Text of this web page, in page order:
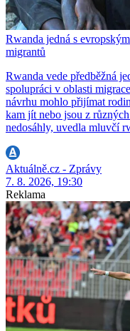
Rwanda jedná s
migrantů
Rwanda vede předběžná
spolupráci v oblasti
návrhu mohlo přijímat
kam jít nebo jsou z
nedosáhly, uvedla mluvčí
Aktuálně.cz - Zprávy
7. 8. 2026, 19:30
Reklama